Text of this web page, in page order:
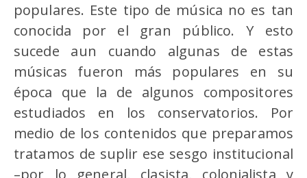
populares. Este tipo de música no es tan
conocida por el gran público. Y esto
sucede aun cuando algunas de estas
músicas fueron más populares en su
época que la de algunos compositores
estudiados en los conservatorios. Por
medio de los contenidos que preparamos
tratamos de suplir ese sesgo institucional